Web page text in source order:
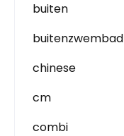
buiten
buitenzwembad
chinese
cm
combi